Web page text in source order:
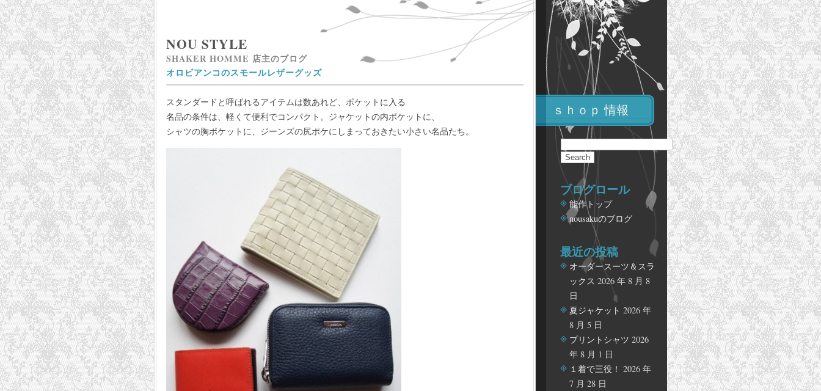
NOU STYLE
SHAKER HOMME 店主のブログ
オロビアンコのスモールレザーグッズ
スタンダードと呼ばれるアイテムは数あれど、ポケットに入る
名品の条件は、軽くて便利でコンパクト。ジャケットの内ポケットに、
シャツの胸ポケットに、ジーンズの尻ポケにしまっておきたい小さい名品たち。
ｓｈｏｐ 情報
ブログロール
能作トップ
nousakuのブログ
最近の投稿
オーダースーツ＆スラ
ックス 2026 年 8 月 8
日
夏ジャケット 2026 年
8 月 5 日
プリントシャツ 2026
年 8 月 1 日
１着で三役！ 2026 年
7 月 28 日